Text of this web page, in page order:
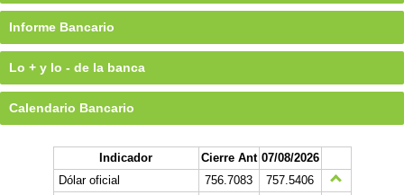
Informe Bancario
Lo + y lo - de la banca
Calendario Bancario
Indicador Cierre Ant 07/08/2026
Dólar oficial
756.7083
757.5406